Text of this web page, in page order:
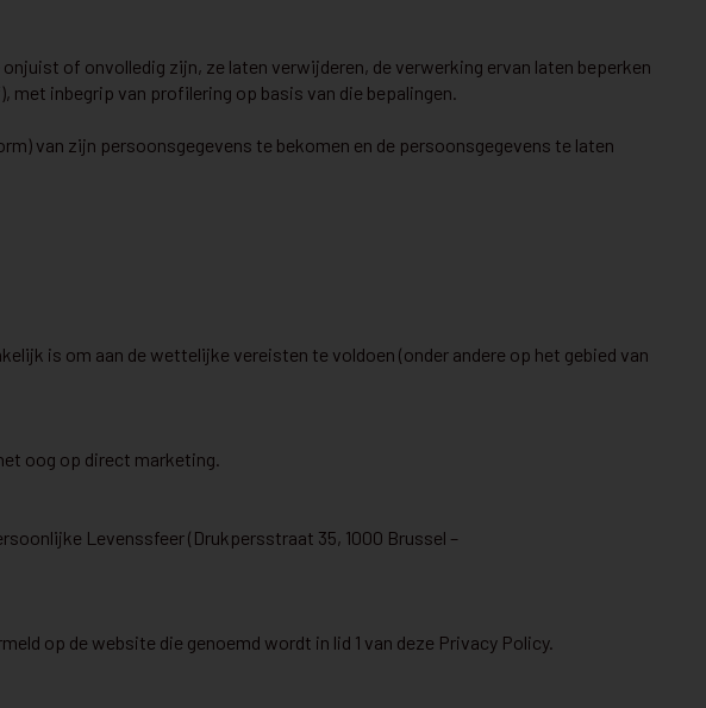
of onvolledig zijn, ze laten verwijderen, de verwerking ervan laten beperken
met inbegrip van profilering op basis van die bepalingen.
van zijn persoonsgegevens te bekomen en de persoonsgegevens te laten
is om aan de wettelijke vereisten te voldoen (onder andere op het gebied van
oog op direct marketing.
Levenssfeer (Drukpersstraat 35, 1000 Brussel –
op de website die genoemd wordt in lid 1 van deze Privacy Policy.